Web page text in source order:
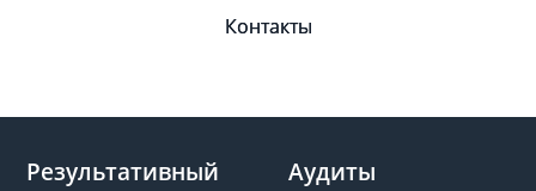
Контакты
Результативный
Аудиты